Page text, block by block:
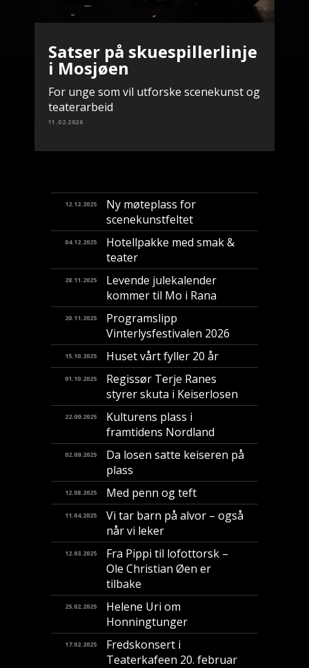
Satser på skuespillerlinje
i Mosjøen
For unge som vil utforske scenekunst og
teaterarbeid
11.02.2026
12.12.2025
Ny møteplass for
scenekunstfeltet
04.12.2025
Hotellpakke med smak &
teater
28.11.2025
Levende julekalender
kommer til Mo i Rana
20.11.2025
Programslipp
Vinterlysfestivalen 2026
15.10.2025 Huset vårt fyller 20 år
01.10.2025
Regissør Terje Ranes
styrer skuta i Keiserlosen
22.09.2025
Kulturens plass i
framtidens Nordland
02.09.2025
Da losen satte keiseren på
plass
12.08.2025 Med penn og teft
11.04.2025
Vi tar barn på alvor – også
når vi leker
12.03.2025
Fra Pippi til lofottorsk –
Ole Christian Øen er
tilbake
25.02.2025
Helene Uri om
Honningtunger
17.02.2025
Fredskonsert i
Teaterkafeen 20. februar